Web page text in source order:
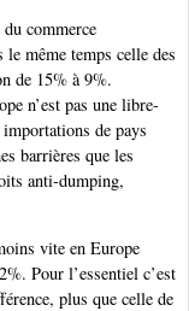
commerce
même temps celle des
de 15% à 9%.
n’est pas une libre-
de pays
barrières que les
anti-dumping,
vite en Europe
Pour l’essentiel c’est
plus que celle de